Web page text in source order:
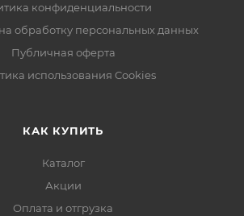
конфиденциальности
обработку персональных данных
Публичная оферта
использования Cookies
КАК КУПИТЬ
Каталог
Акции
Оплата и отгрузка